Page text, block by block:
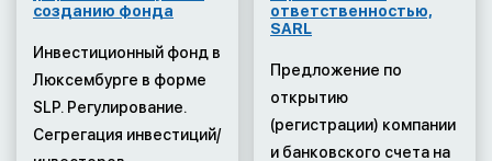
созданию фонда
Инвестиционный фонд в
Люксембурге в форме
SLP. Регулирование.
Сегрегация инвестиций/
ответственностью,
SARL
Предложение по
открытию
(регистрации) компании
и банковского счета на